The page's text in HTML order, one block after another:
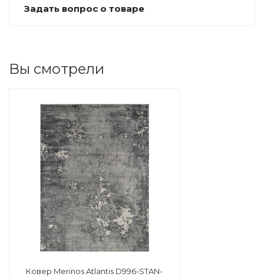
Задать вопрос о товаре
Вы смотрели
Ковер Merinos Atlantis D996-STAN-